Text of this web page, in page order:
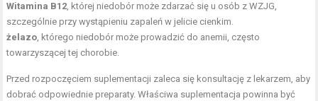
Witamina B12, której niedobór może zdarzać się u osób z WZJG,
szczególnie przy wystąpieniu zapaleń w jelicie cienkim.
żelazo, którego niedobór może prowadzić do anemii, często
towarzyszącej tej chorobie.
Przed rozpoczęciem suplementacji zaleca się konsultację z lekarzem, aby
dobrać odpowiednie preparaty. Właściwa suplementacja powinna być